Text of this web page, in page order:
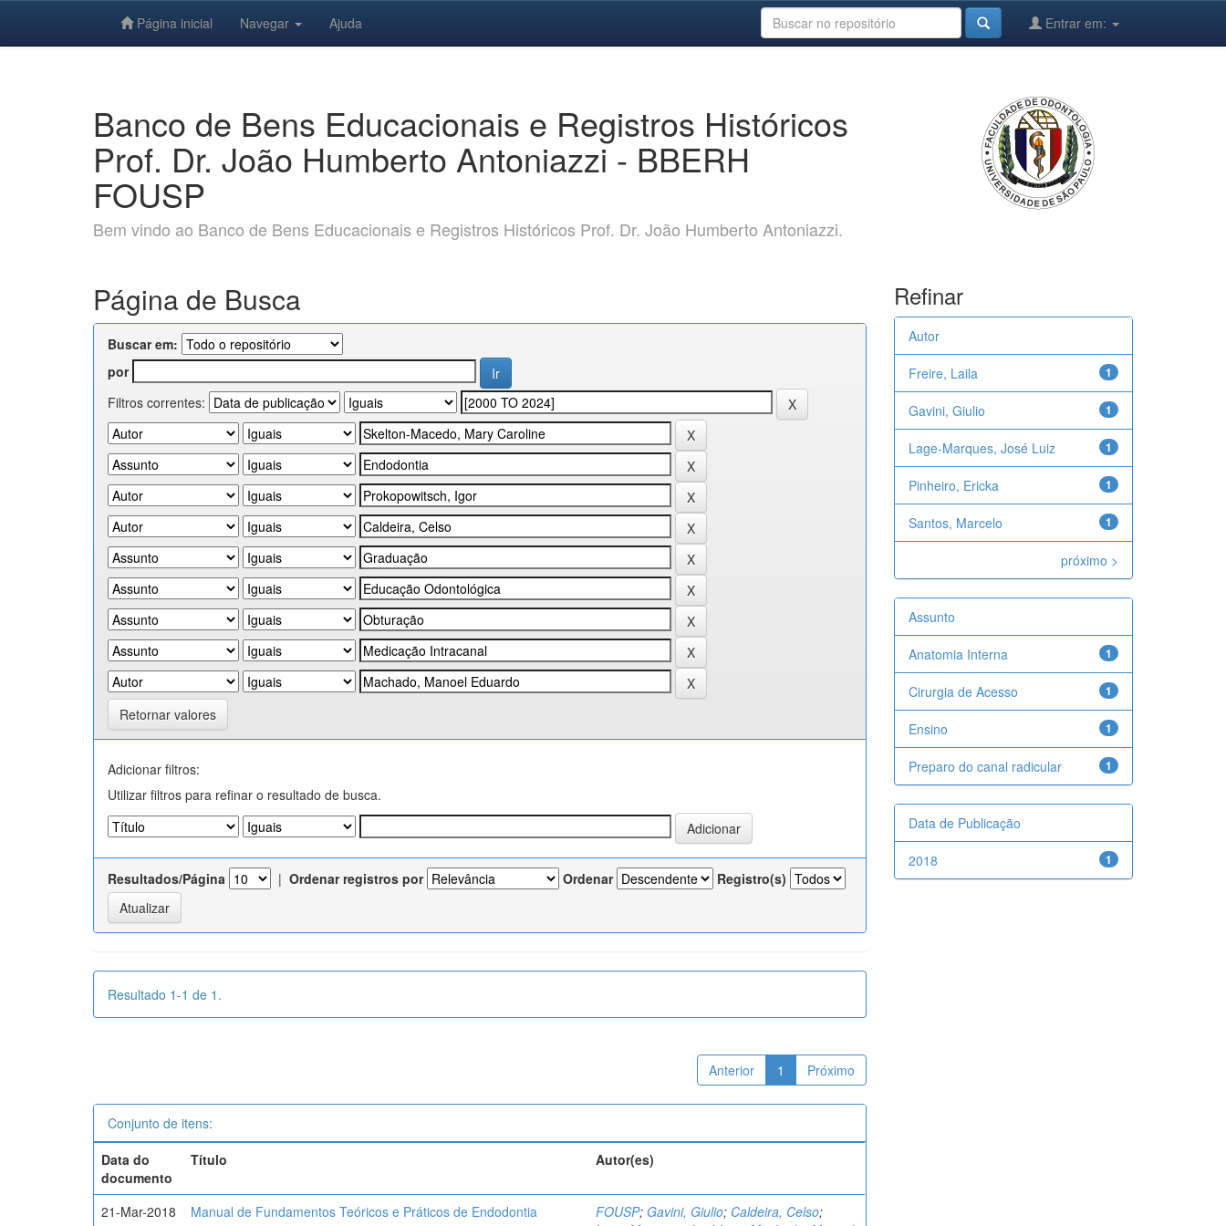
Página inicial Navegar Ajuda Entrar em:
Banco de Bens Educacionais e Registros Históricos
Prof. Dr. João Humberto Antoniazzi - BBERH
FOUSP
Bem vindo ao Banco de Bens Educacionais e Registros Históricos Prof. Dr. João Humberto Antoniazzi.
Página de Busca
Buscar em:
por
Filtros correntes:
Retornar valores
Adicionar filtros:
Utilizar filtros para refinar o resultado de busca.
Resultados/Página | Ordenar registros por Ordenar Registro(s)
Resultado 1-1 de 1.
Anterior 1 Próximo
Conjunto de itens:
Data do
documento
Título Autor(es)
21-Mar-2018 Manual de Fundamentos Teóricos e Práticos de Endodontia FOUSP; Gavini, Giulio; Caldeira, Celso;
Refinar
Autor
1
Freire, Laila
1
Gavini, Giulio
1
Lage-Marques, José Luiz
1
Pinheiro, Ericka
1
Santos, Marcelo
próximo >
Assunto
1
Anatomia Interna
1
Cirurgia de Acesso
1
Ensino
1
Preparo do canal radicular
Data de Publicação
1
2018